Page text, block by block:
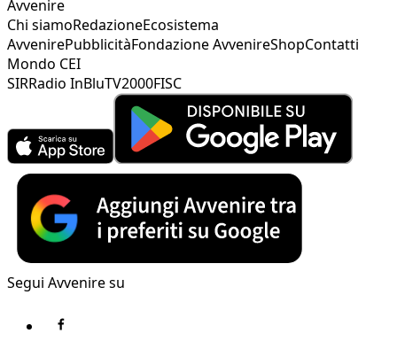
Avvenire
Chi siamoRedazioneEcosistema
AvvenirePubblicitàFondazione AvvenireShopContatti
Mondo CEI
SIRRadio InBluTV2000FISC
Segui Avvenire su